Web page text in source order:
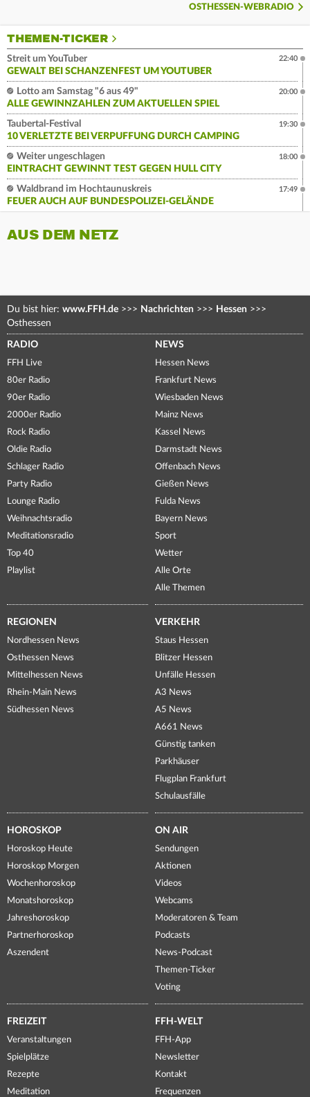
OSTHESSEN-WEBRADIO
THEMEN-TICKER
Streit um YouTuber
GEWALT BEI SCHANZENFEST UM YOUTUBER
22:40
Lotto am Samstag "6 aus 49"
ALLE GEWINNZAHLEN ZUM AKTUELLEN SPIEL
20:00
Taubertal-Festival
10 VERLETZTE BEI VERPUFFUNG DURCH CAMPING
19:30
Weiter ungeschlagen
EINTRACHT GEWINNT TEST GEGEN HULL CITY
18:00
Waldbrand im Hochtaunuskreis
FEUER AUCH AUF BUNDESPOLIZEI-GELÄNDE
17:49
AUS DEM NETZ
Du bist hier: www.FFH.de >>> Nachrichten >>> Hessen >>>
Osthessen
RADIO
FFH Live
80er Radio
90er Radio
2000er Radio
Rock Radio
Oldie Radio
Schlager Radio
Party Radio
Lounge Radio
Weihnachtsradio
Meditationsradio
Top 40
Playlist
NEWS
Hessen News
Frankfurt News
Wiesbaden News
Mainz News
Kassel News
Darmstadt News
Offenbach News
Gießen News
Fulda News
Bayern News
Sport
Wetter
Alle Orte
Alle Themen
REGIONEN
Nordhessen News
Osthessen News
Mittelhessen News
Rhein-Main News
Südhessen News
VERKEHR
Staus Hessen
Blitzer Hessen
Unfälle Hessen
A3 News
A5 News
A661 News
Günstig tanken
Parkhäuser
Flugplan Frankfurt
Schulausfälle
HOROSKOP
Horoskop Heute
Horoskop Morgen
Wochenhoroskop
Monatshoroskop
Jahreshoroskop
Partnerhoroskop
Aszendent
ON AIR
Sendungen
Aktionen
Videos
Webcams
Moderatoren & Team
Podcasts
News-Podcast
Themen-Ticker
Voting
FREIZEIT
Veranstaltungen
Spielplätze
Rezepte
Meditation
FFH-WELT
FFH-App
Newsletter
Kontakt
Frequenzen